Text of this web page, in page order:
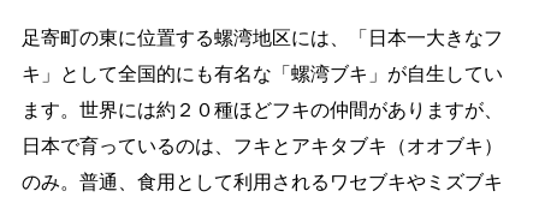
標準 拡大
足寄町の東に位置する螺湾地区には、「日本一大きなフ
キ」として全国的にも有名な「螺湾ブキ」が自生してい
ます。世界には約２０種ほどフキの仲間がありますが、
日本で育っているのは、フキとアキタブキ（オオブキ）
のみ。普通、食用として利用されるワセブキやミズブキ